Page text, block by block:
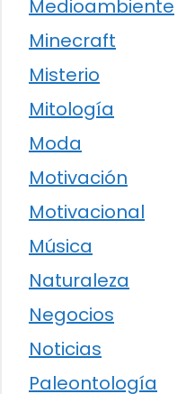
Medioambiente
Minecraft
Misterio
Mitología
Moda
Motivación
Motivacional
Música
Naturaleza
Negocios
Noticias
Paleontología